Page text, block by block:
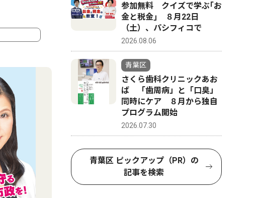
4
参加無料 クイズで学ぶ｢お
金と税金｣ ８月22日
（土）、パシフィコで
2026.08.06
青葉区
さくら歯科クリニックあお
ば 「歯周病」と「口臭」
同時にケア ８月から独自
プログラム開始
2026.07.30
青葉区 ピックアップ（PR）の
記事を検索